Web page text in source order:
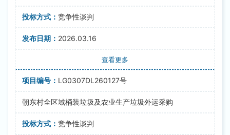
竞争性谈判
2026.03.16
查看更多
LG0307DL260127号
朝东村全区域桶装垃圾及农业生产垃圾外运采购
竞争性谈判